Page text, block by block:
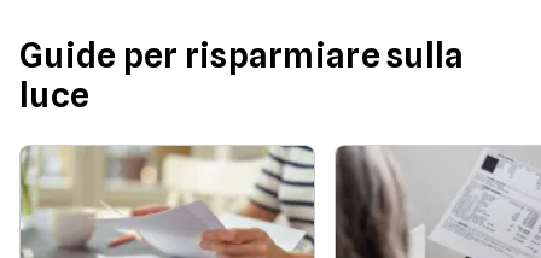
Guide per risparmiare sulla
luce